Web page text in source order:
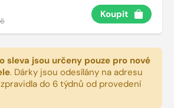
Koupit
sleva jsou určeny pouze pro nové
. Dárky jsou odesílány na adresu
do 6 týdnů od provedení